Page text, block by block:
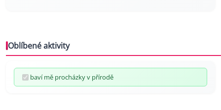
Oblíbené aktivity
baví mě procházky v přírodě